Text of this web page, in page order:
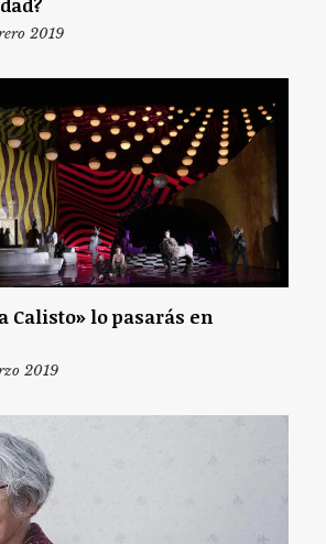
2019
Calisto» lo pasarás en
2019